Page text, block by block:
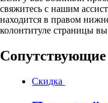
свяжитесь с нашим
находится в правом
колонтитуле страницы
Скидка